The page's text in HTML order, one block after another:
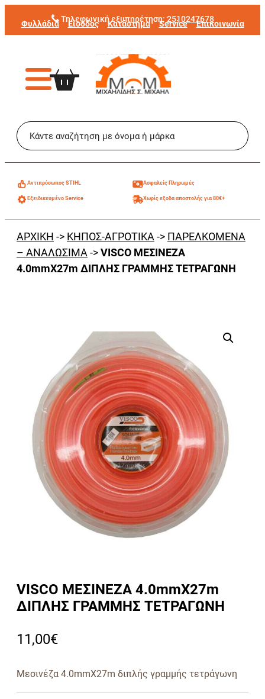
Μετάβαση
στο
Τηλεφωνική εξυπηρέτηση: 2510247678
Φυλλάδια Είσοδος Κατάστημα Service Επικοινωνία
Aντιπρόσωπος STIHL Ασφαλείς Πληρωμές
Εξειδικευμένο Service Χωρίς εξοδα αποστολής για 80€+
ΑΡΧΙΚΗ -> ΚΗΠΟΣ-ΑΓΡΟΤΙΚΑ -> ΠΑΡΕΛΚΟΜΕΝΑ
– ΑΝΑΛΩΣΙΜΑ ->VISCO ΜΕΣΙΝΕΖΑ
4.0mmΧ27m ΔΙΠΛHΣ ΓΡΑΜΜΗΣ ΤΕΤΡΑΓΩΝH
VISCO ΜΕΣΙΝΕΖΑ 4.0mmΧ27m
ΔΙΠΛHΣ ΓΡΑΜΜΗΣ ΤΕΤΡΑΓΩΝH
11,00€
Μεσινέζα 4.0mmΧ27m διπλής γραμμής τετράγωνη